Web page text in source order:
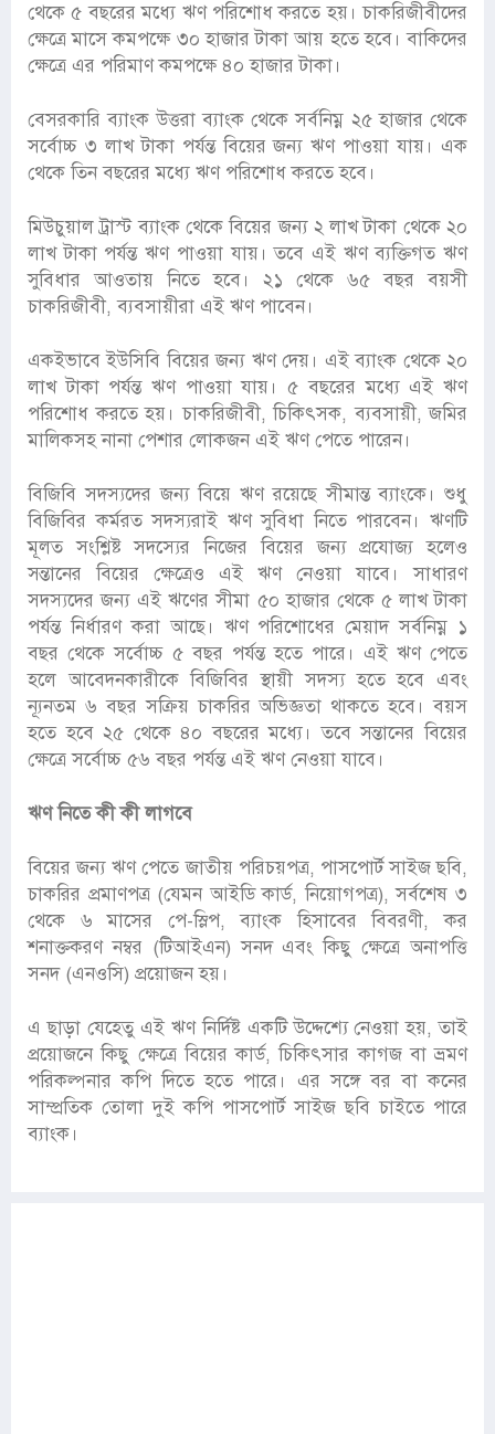
থেকে ৫ বছরের মধ্যে ঋণ পরিশোধ করতে হয়। চাকরিজীবীদের
ক্ষেত্রে মাসে কমপক্ষে ৩০ হাজার টাকা আয় হতে হবে। বাকিদের
ক্ষেত্রে এর পরিমাণ কমপক্ষে ৪০ হাজার টাকা।
বেসরকারি ব্যাংক উত্তরা ব্যাংক থেকে সর্বনিম্ন ২৫ হাজার থেকে
সর্বোচ্চ ৩ লাখ টাকা পর্যন্ত বিয়ের জন্য ঋণ পাওয়া যায়। এক
থেকে তিন বছরের মধ্যে ঋণ পরিশোধ করতে হবে।
মিউচুয়াল ট্রাস্ট ব্যাংক থেকে বিয়ের জন্য ২ লাখ টাকা থেকে ২০
লাখ টাকা পর্যন্ত ঋণ পাওয়া যায়। তবে এই ঋণ ব্যক্তিগত ঋণ
সুবিধার আওতায় নিতে হবে। ২১ থেকে ৬৫ বছর বয়সী
চাকরিজীবী, ব্যবসায়ীরা এই ঋণ পাবেন।
একইভাবে ইউসিবি বিয়ের জন্য ঋণ দেয়। এই ব্যাংক থেকে ২০
লাখ টাকা পর্যন্ত ঋণ পাওয়া যায়। ৫ বছরের মধ্যে এই ঋণ
পরিশোধ করতে হয়। চাকরিজীবী, চিকিৎসক, ব্যবসায়ী, জমির
মালিকসহ নানা পেশার লোকজন এই ঋণ পেতে পারেন।
বিজিবি সদস্যদের জন্য বিয়ে ঋণ রয়েছে সীমান্ত ব্যাংকে। শুধু
বিজিবির কর্মরত সদস্যরাই ঋণ সুবিধা নিতে পারবেন। ঋণটি
মূলত সংশ্লিষ্ট সদস্যের নিজের বিয়ের জন্য প্রযোজ্য হলেও
সন্তানের বিয়ের ক্ষেত্রেও এই ঋণ নেওয়া যাবে। সাধারণ
সদস্যদের জন্য এই ঋণের সীমা ৫০ হাজার থেকে ৫ লাখ টাকা
পর্যন্ত নির্ধারণ করা আছে। ঋণ পরিশোধের মেয়াদ সর্বনিম্ন ১
বছর থেকে সর্বোচ্চ ৫ বছর পর্যন্ত হতে পারে। এই ঋণ পেতে
হলে আবেদনকারীকে বিজিবির স্থায়ী সদস্য হতে হবে এবং
ন্যূনতম ৬ বছর সক্রিয় চাকরির অভিজ্ঞতা থাকতে হবে। বয়স
হতে হবে ২৫ থেকে ৪০ বছরের মধ্যে। তবে সন্তানের বিয়ের
ক্ষেত্রে সর্বোচ্চ ৫৬ বছর পর্যন্ত এই ঋণ নেওয়া যাবে।
ঋণ নিতে কী কী লাগবে
বিয়ের জন্য ঋণ পেতে জাতীয় পরিচয়পত্র, পাসপোর্ট সাইজ ছবি,
চাকরির প্রমাণপত্র (যেমন আইডি কার্ড, নিয়োগপত্র), সর্বশেষ ৩
থেকে ৬ মাসের পে-স্লিপ, ব্যাংক হিসাবের বিবরণী, কর
শনাক্তকরণ নম্বর (টিআইএন) সনদ এবং কিছু ক্ষেত্রে অনাপত্তি
সনদ (এনওসি) প্রয়োজন হয়।
এ ছাড়া যেহেতু এই ঋণ নির্দিষ্ট একটি উদ্দেশ্যে নেওয়া হয়, তাই
প্রয়োজনে কিছু ক্ষেত্রে বিয়ের কার্ড, চিকিৎসার কাগজ বা ভ্রমণ
পরিকল্পনার কপি দিতে হতে পারে। এর সঙ্গে বর বা কনের
সাম্প্রতিক তোলা দুই কপি পাসপোর্ট সাইজ ছবি চাইতে পারে
ব্যাংক।